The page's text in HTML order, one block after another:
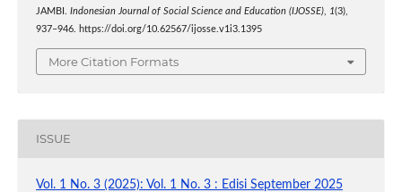
JAMBI. Indonesian Journal of Social Science and Education (IJOSSE), 1(3),
937–946. https://doi.org/10.62567/ijosse.v1i3.1395
More Citation Formats
ISSUE
Vol. 1 No. 3 (2025): Vol. 1 No. 3 : Edisi September 2025